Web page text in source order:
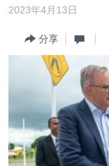
內
轉
海外港人
新聞自由
美國
中國
2023年4月13日
分享